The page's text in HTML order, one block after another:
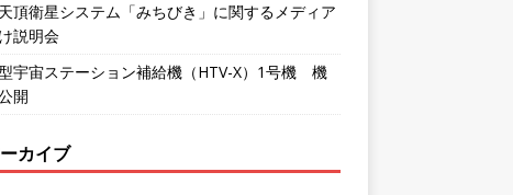
頂衛星システム「みちびき」に関するメディア
説明会
宇宙ステーション補給機（HTV-X）1号機 機
開
カイブ